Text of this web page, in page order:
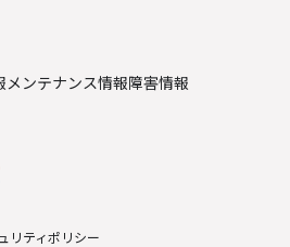
メンテナンス情報障害情報
リティポリシー